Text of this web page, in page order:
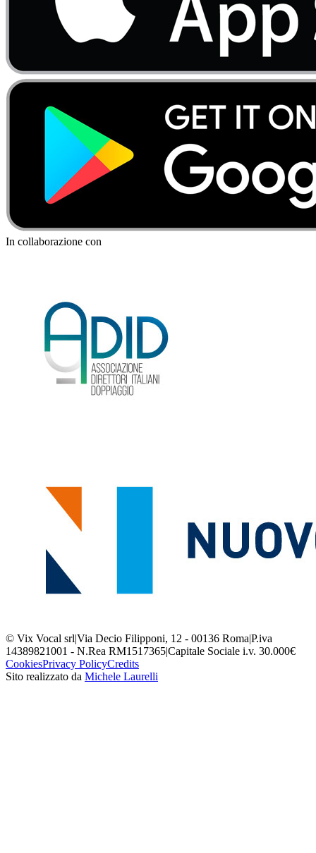
In collaborazione con
© Vix Vocal srl|Via Decio Filipponi, 12 - 00136 Roma|P.iva
14389821001 - N.Rea RM1517365|Capitale Sociale i.v. 30.000€
CookiesPrivacy PolicyCredits
Sito realizzato da Michele Laurelli